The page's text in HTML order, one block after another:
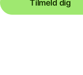
Tilmeld dig